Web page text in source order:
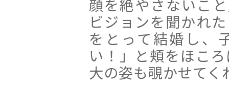
顔を絶やさないこ
ビジョンを聞かれ
をとって結婚し、
い！」と頬をほこ
大の姿も覗かせてく